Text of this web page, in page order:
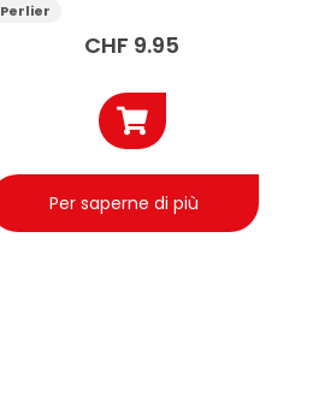
Perlier
CHF 9.95
Per saperne di più